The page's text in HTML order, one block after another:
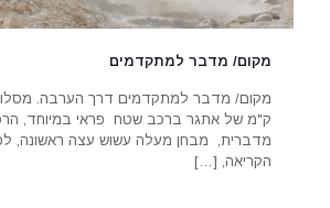
מקום/ מדבר למתקדמים
ק"מ של אתגר ברכב שטח פראי במיוחד,
מדברית, מבחן מעלה עשוש עצה ראשונה,
הקריאה, […]